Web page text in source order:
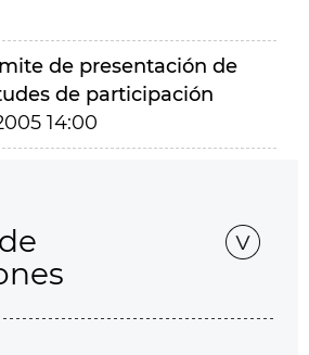
de presentación de
de participación
14:00